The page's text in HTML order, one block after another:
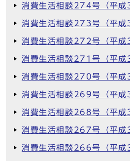
消費生活相談274号（平成
消費生活相談273号（平成
消費生活相談272号（平成
消費生活相談271号（平成
消費生活相談270号（平成
消費生活相談269号（平成
消費生活相談268号（平成
消費生活相談267号（平成
消費生活相談266号（平成